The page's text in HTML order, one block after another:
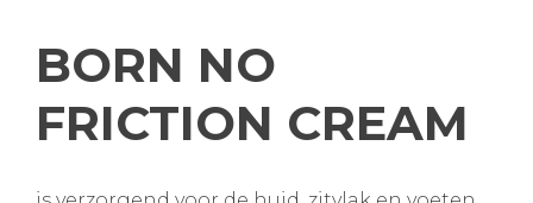
BORN NO
FRICTION CREAM